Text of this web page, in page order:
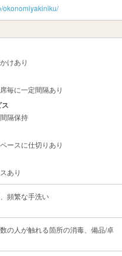
okonomiyakiniku/
けあり
毎に一定間隔あり
隔保持
ースに仕切りあり
あり
頻繁な手洗い
の人が触れる箇所の消毒、備品/卓